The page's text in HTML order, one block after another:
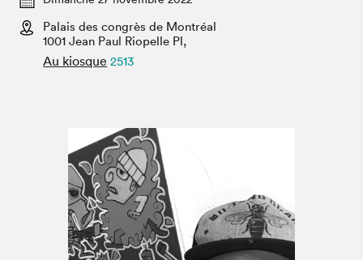
Espace enseignant·e·s
Espace médias
Palais des congrès de Montréal
1001 Jean Paul Riopelle Pl,
Au kiosque 2513